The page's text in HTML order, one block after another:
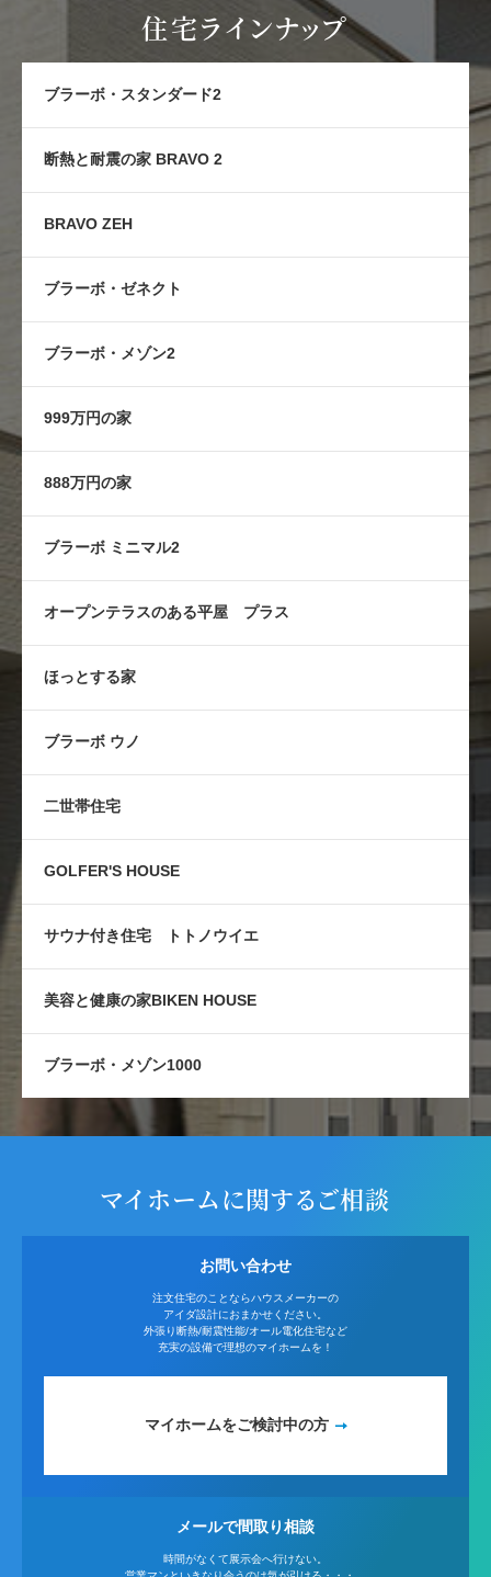
住宅ラインナップ
ブラーボ・スタンダード2
断熱と耐震の家 BRAVO 2
BRAVO ZEH
ブラーボ・ゼネクト
ブラーボ・メゾン2
999万円の家
888万円の家
ブラーボ ミニマル2
オープンテラスのある平屋 プラス
ほっとする家
ブラーボ ウノ
二世帯住宅
GOLFER'S HOUSE
サウナ付き住宅 トトノウイエ
美容と健康の家BIKEN HOUSE
ブラーボ・メゾン1000
マイホームに関するご相談
お問い合わせ
注文住宅のことならハウスメーカーの
アイダ設計におまかせください。
外張り断熱/耐震性能/オール電化住宅など
充実の設備で理想のマイホームを！
マイホームをご検討中の方
メールで間取り相談
時間がなくて展示会へ行けない。